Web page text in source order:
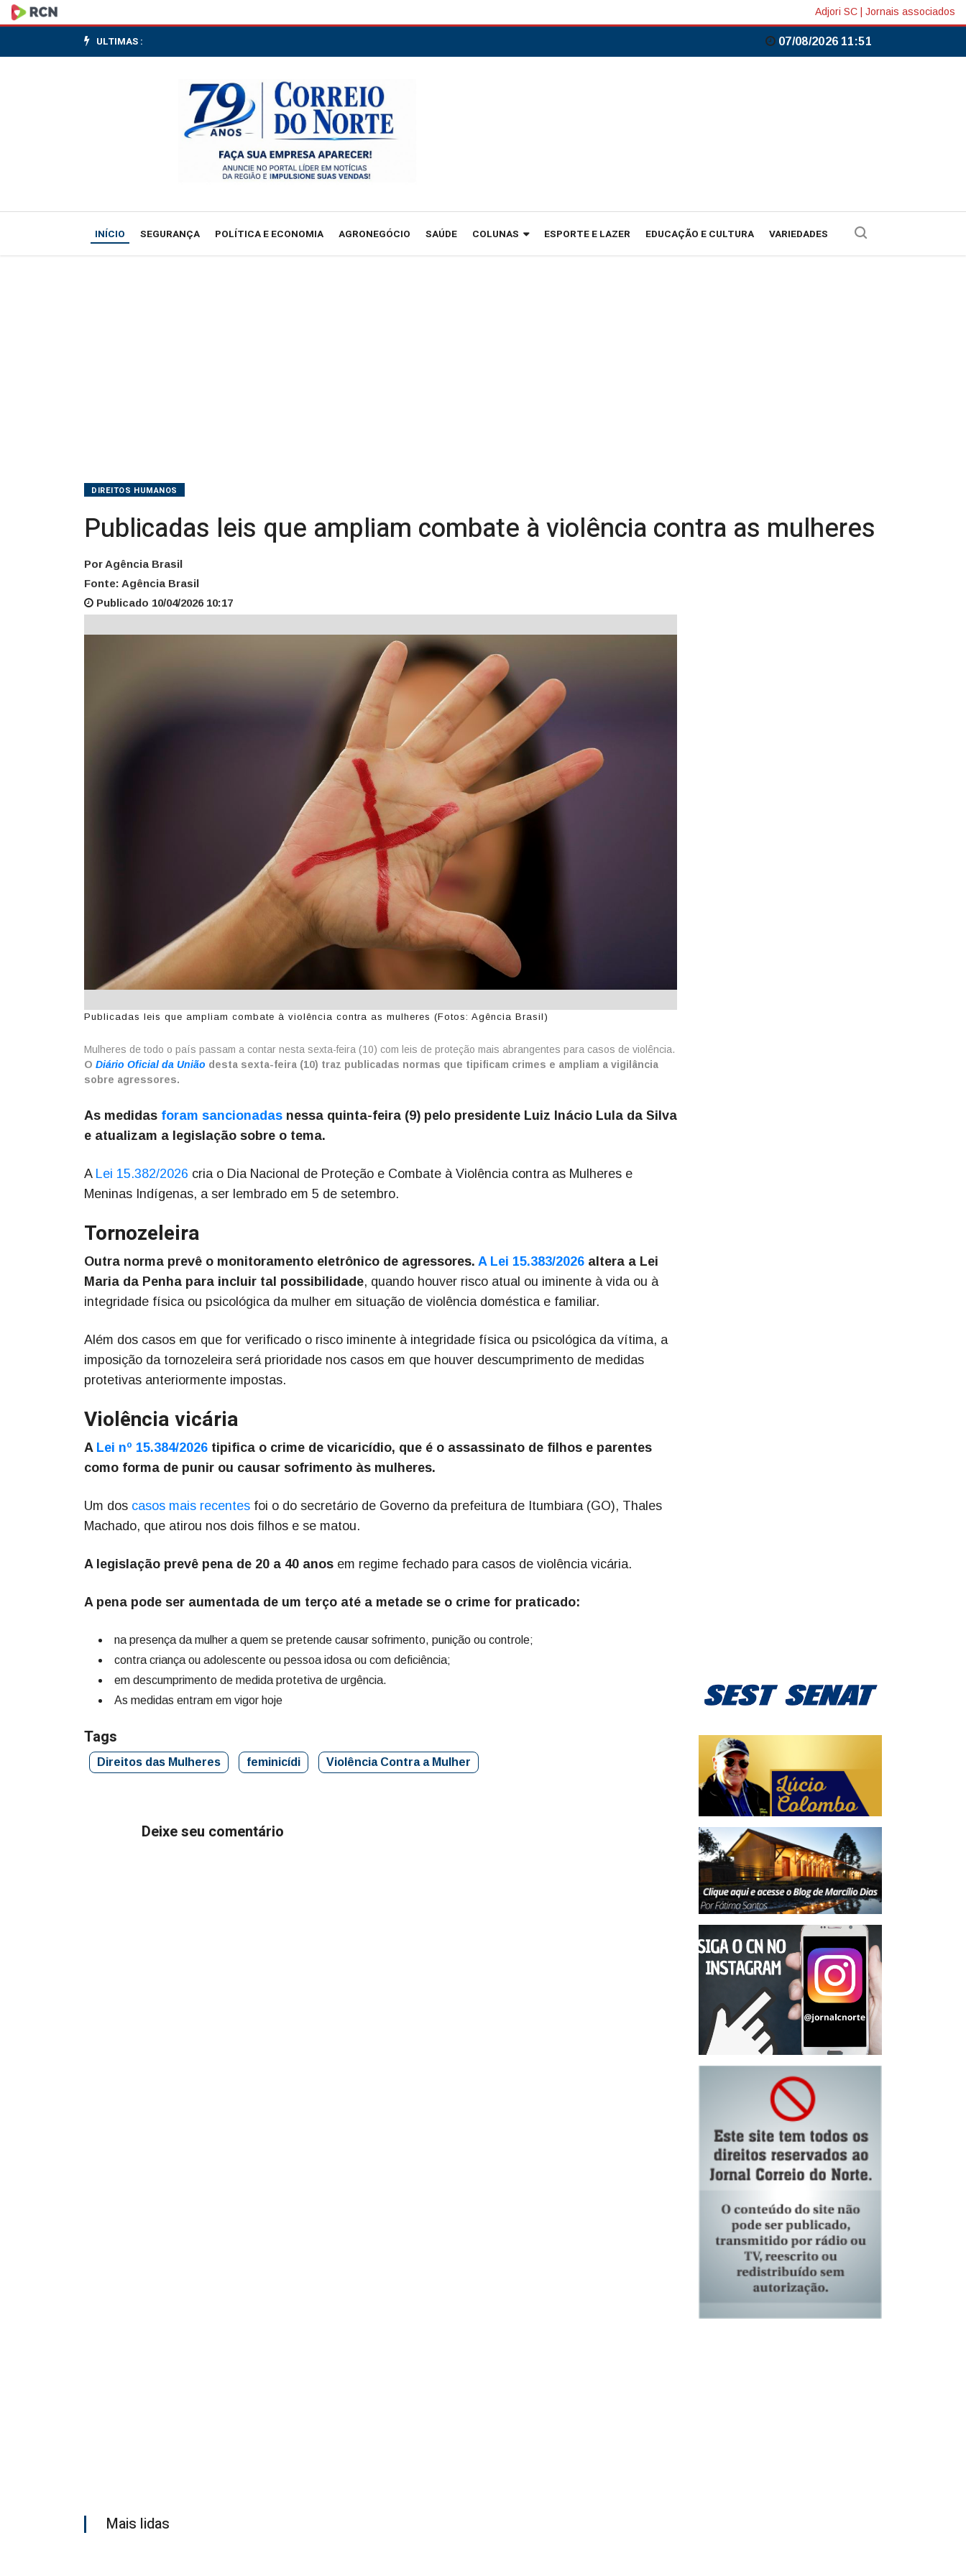
Publicadas
leis
violência
Adjori SC Jornais associados
ULTIMAS : 07/08/2026 11:51
INÍCIO SEGURANÇA POLÍTICA E ECONOMIA AGRONEGÓCIO SAÚDE COLUNAS ESPORTE E LAZER EDUCAÇÃO E CULTURA VARIEDADES
DIREITOS HUMANOS
Publicadas leis que ampliam combate à violência contra as mulheres
Por Agência Brasil
Fonte: Agência Brasil
Publicado 10/04/2026 10:17
Publicadas leis que ampliam combate à violência contra as mulheres (Fotos: Agência Brasil)
Mulheres de todo o país passam a contar nesta sexta-feira (10) com leis de proteção mais abrangentes para casos de violência.
O Diário Oficial da União desta sexta-feira (10) traz publicadas normas que tipificam crimes e ampliam a vigilância
sobre agressores.
As medidas foram sancionadas nessa quinta-feira (9) pelo presidente Luiz Inácio Lula da Silva
e atualizam a legislação sobre o tema.
A Lei 15.382/2026 cria o Dia Nacional de Proteção e Combate à Violência contra as Mulheres e
Meninas Indígenas, a ser lembrado em 5 de setembro.
Tornozeleira
Outra norma prevê o monitoramento eletrônico de agressores. A Lei 15.383/2026 altera a Lei
Maria da Penha para incluir tal possibilidade, quando houver risco atual ou iminente à vida ou à
integridade física ou psicológica da mulher em situação de violência doméstica e familiar.
Além dos casos em que for verificado o risco iminente à integridade física ou psicológica da vítima, a
imposição da tornozeleira será prioridade nos casos em que houver descumprimento de medidas
protetivas anteriormente impostas.
Violência vicária
A Lei nº 15.384/2026 tipifica o crime de vicaricídio, que é o assassinato de filhos e parentes
como forma de punir ou causar sofrimento às mulheres.
Um dos casos mais recentes foi o do secretário de Governo da prefeitura de Itumbiara (GO), Thales
Machado, que atirou nos dois filhos e se matou.
A legislação prevê pena de 20 a 40 anos em regime fechado para casos de violência vicária.
A pena pode ser aumentada de um terço até a metade se o crime for praticado:
na presença da mulher a quem se pretende causar sofrimento, punição ou controle;
contra criança ou adolescente ou pessoa idosa ou com deficiência;
em descumprimento de medida protetiva de urgência.
As medidas entram em vigor hoje
Tags
Direitos das Mulheres feminicídi Violência Contra a Mulher
Deixe seu comentário
Mais lidas